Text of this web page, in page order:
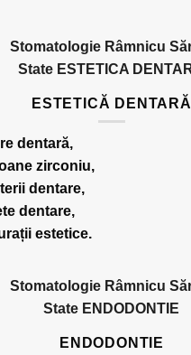
ESTETICĂ DENTARĂ
dentară,
zirconiu,
dentare,
dentare,
estetice.
ENDODONTIE